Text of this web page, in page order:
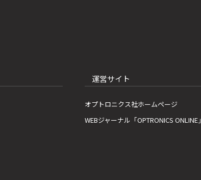
運営サイト
オプトロニクス社ホームページ
WEBジャーナル「OPTRONICS ONLINE」